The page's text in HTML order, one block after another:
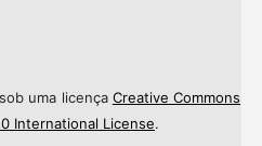
uma licença Creative Commons
International License.